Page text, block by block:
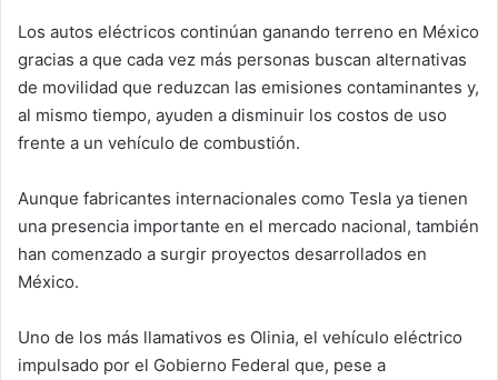
Los autos eléctricos continúan ganando terreno en México
gracias a que cada vez más personas buscan alternativas
de movilidad que reduzcan las emisiones contaminantes y,
al mismo tiempo, ayuden a disminuir los costos de uso
frente a un vehículo de combustión.
Aunque fabricantes internacionales como Tesla ya tienen
una presencia importante en el mercado nacional, también
han comenzado a surgir proyectos desarrollados en
México.
Uno de los más llamativos es Olinia, el vehículo eléctrico
impulsado por el Gobierno Federal que, pese a